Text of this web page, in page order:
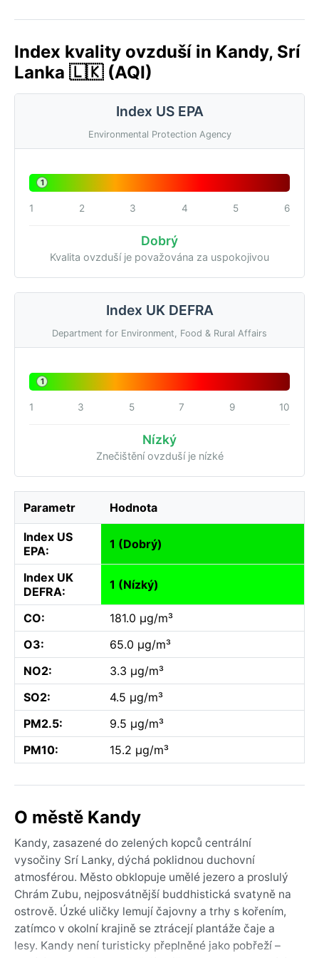
Index kvality ovzduší in Kandy, Srí
Lanka 🇱🇰 (AQI)
Index US EPA
Environmental Protection Agency
1
1 2 3 4 5 6
Dobrý
Kvalita ovzduší je považována za uspokojivou
Index UK DEFRA
Department for Environment, Food & Rural Affairs
1
1 3 5 7 9 10
Nízký
Znečištění ovzduší je nízké
Parametr Hodnota
Index US
EPA:
1 (Dobrý)
Index UK
DEFRA:
1 (Nízký)
CO:
181.0 µg/m³
O3:
65.0 µg/m³
NO2:
3.3 µg/m³
SO2:
4.5 µg/m³
PM2.5:
9.5 µg/m³
PM10:
15.2 µg/m³
O městě Kandy
Kandy, zasazené do zelených kopců centrální
vysočiny Srí Lanky, dýchá poklidnou duchovní
atmosférou. Město obklopuje umělé jezero a proslulý
Chrám Zubu, nejposvátnější buddhistická svatyně na
ostrově. Úzké uličky lemují čajovny a trhy s kořením,
zatímco v okolní krajině se ztrácejí plantáže čaje a
lesy. Kandy není turisticky přeplněné jako pobřeží –